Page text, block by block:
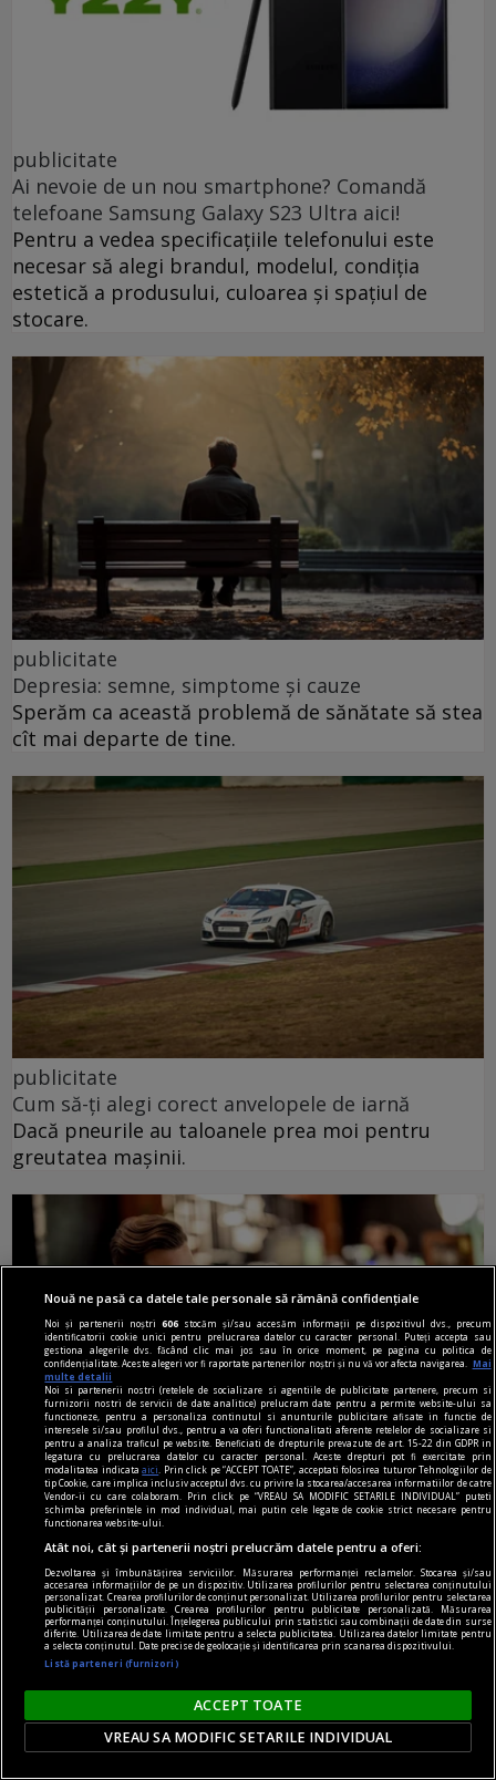
publicitate
Ai nevoie de un nou smartphone? Comandă
telefoane Samsung Galaxy S23 Ultra aici!
Pentru a vedea specificațiile telefonului este
necesar să alegi brandul, modelul, condiția
estetică a produsului, culoarea și spațiul de
stocare.
publicitate
Depresia: semne, simptome și cauze
Sperăm ca această problemă de sănătate să stea
cît mai departe de tine.
publicitate
Cum să-ți alegi corect anvelopele de iarnă
Dacă pneurile au taloanele prea moi pentru
greutatea mașinii.
publicitate
Păcănele pe bani reali și cazinourile online
Jocurile de noroc sînt legate de speranța unui
cîștig online.
Nouă ne pasă ca datele tale personale să rămână confidențiale
Noi și partenerii noștri606 stocăm și/sau accesăm informații pe dispozitivul dvs., precum
identificatorii cookie unici pentru prelucrarea datelor cu caracter personal. Puteți accepta sau
gestiona alegerile dvs. făcând clic mai jos sau în orice moment, pe pagina cu politica de
confidențialitate. Aceste alegeri vor fi raportate partenerilor noștri și nu vă vor afecta navigarea.
Mai
multe detalii
Noi si partenerii nostri (retelele de socializare si agentiile de publicitate partenere, precum si
furnizorii nostri de servicii de date analitice) prelucram date pentru a permite website-ului sa
functioneze, pentru a personaliza continutul si anunturile publicitare afisate in functie de
interesele si/sau profilul dvs., pentru a va oferi functionalitati aferente retelelor de socializare si
pentru a analiza traficul pe website. Beneficiati de drepturile prevazute de art. 15-22 din GDPR in
legatura cu prelucrarea datelor cu caracter personal. Aceste drepturi pot fi exercitate prin
modalitatea indicataaici
. Prin click pe “ACCEPT TOATE”, acceptati folosirea tuturor Tehnologiilor de
tip Cookie, care implica inclusiv acceptul dvs. cu privire la stocarea/accesarea informatiilor de catre
Vendor-ii cu care colaboram. Prin click pe “VREAU SA MODIFIC SETARILE INDIVIDUAL” puteti
schimba preferintele in mod individual, mai putin cele legate de cookie strict necesare pentru
functionarea website-ului.
Atât noi, cât și partenerii noștri prelucrăm datele pentru a oferi:
Dezvoltarea și îmbunătățirea serviciilor. Măsurarea performanței reclamelor. Stocarea și/sau
accesarea informațiilor de pe un dispozitiv. Utilizarea profilurilor pentru selectarea conținutului
personalizat. Crearea profilurilor de conținut personalizat. Utilizarea profilurilor pentru selectarea
publicității personalizate. Crearea profilurilor pentru publicitate personalizată. Măsurarea
performanței conținutului. Înțelegerea publicului prin statistici sau combinații de date din surse
diferite. Utilizarea de date limitate pentru a selecta publicitatea. Utilizarea datelor limitate pentru
a selecta conținutul. Date precise de geolocație și identificarea prin scanarea dispozitivului.
Listă parteneri (furnizori)
ACCEPT TOATE
VREAU SA MODIFIC SETARILE INDIVIDUAL